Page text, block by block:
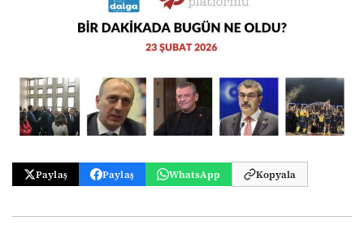
Paylaş Paylaş WhatsApp Kopyala